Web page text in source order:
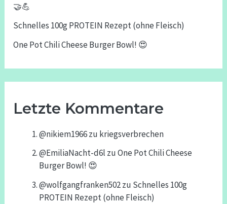
🤝💪
Schnelles 100g PROTEIN Rezept (ohne Fleisch)
One Pot Chili Cheese Burger Bowl! 😍
Letzte Kommentare
@nikiem1966zu kriegsverbrechen
@EmiliaNacht-d6l zuOne Pot Chili Cheese
Burger Bowl! 😍
@wolfgangfranken502zu Schnelles 100g
PROTEIN Rezept (ohne Fleisch)